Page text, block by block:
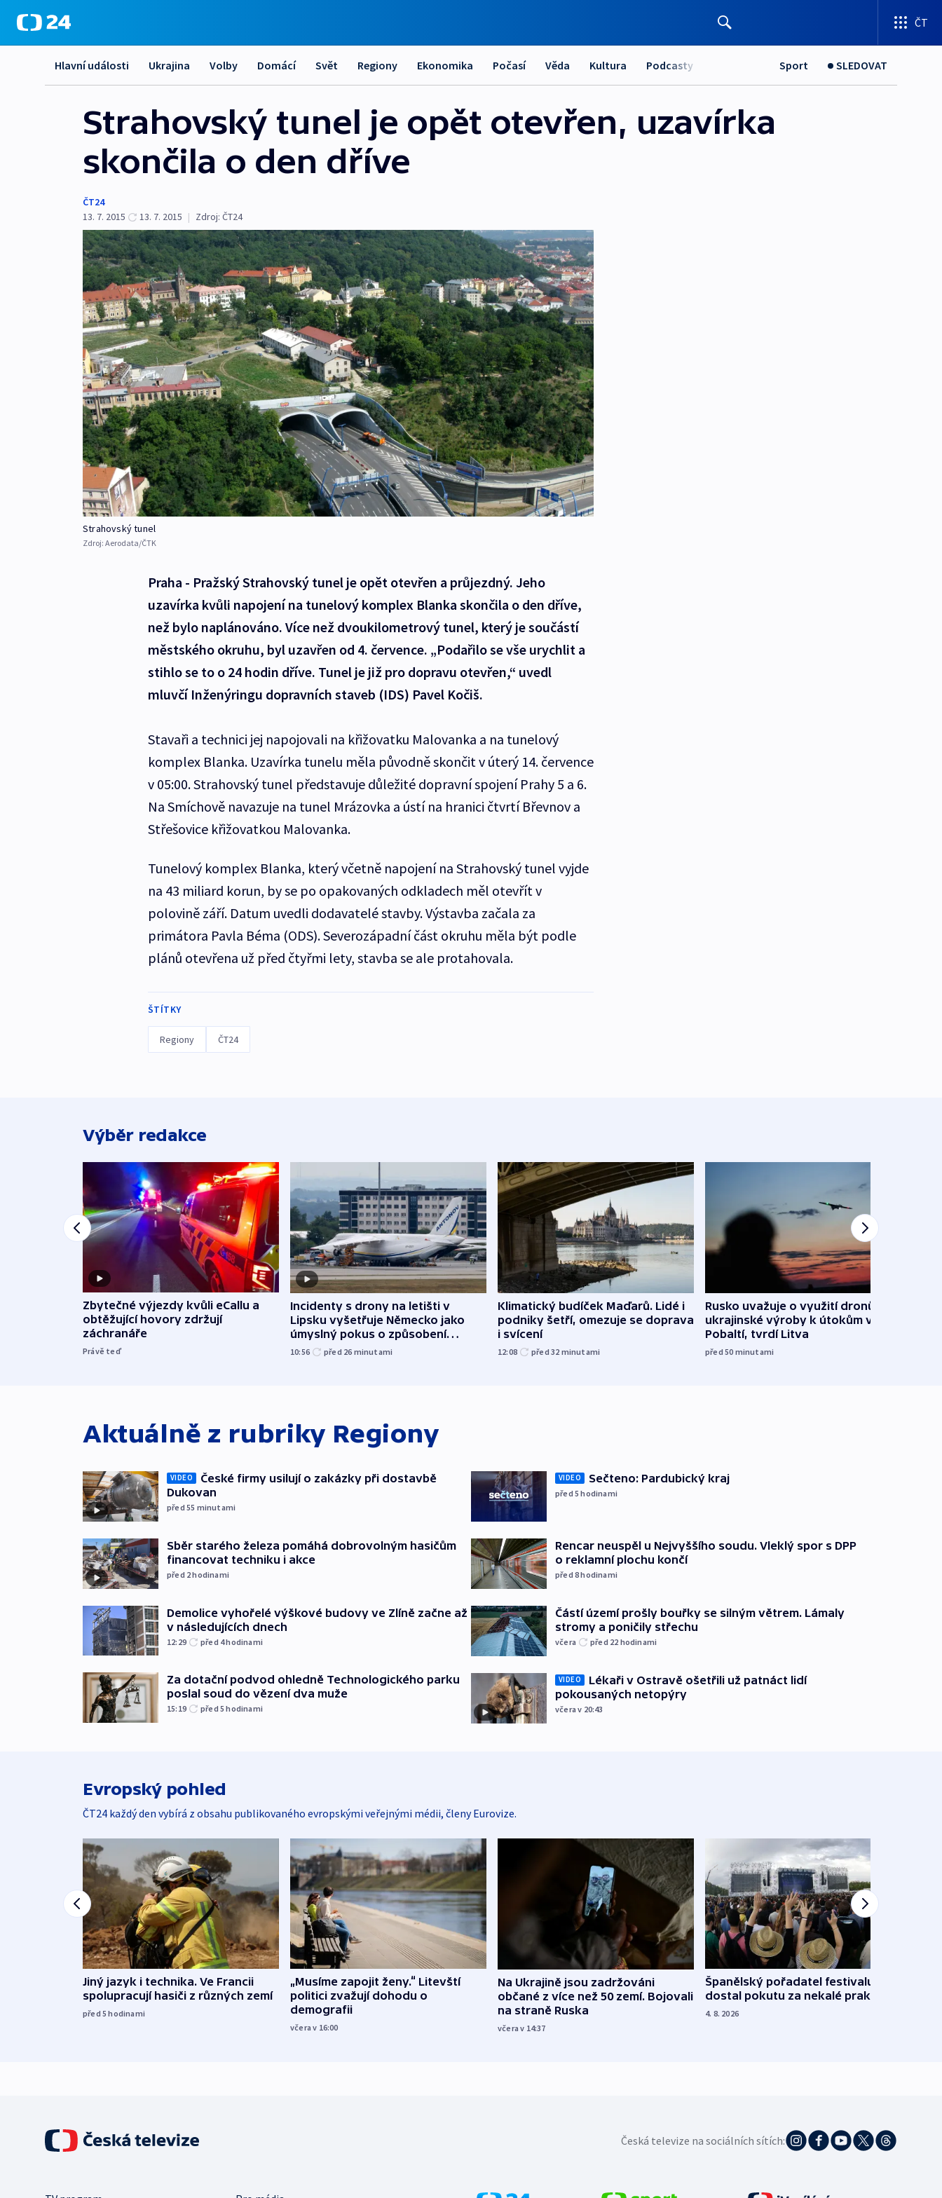
ČT
Hlavní události Ukrajina Volby Domácí Svět Regiony Ekonomika Počasí Věda Kultura Podcasty Sport SLEDOVAT
Strahovský tunel je opět otevřen, uzavírka
skončila o den dříve
ČT24
13. 7. 2015
13. 7. 2015 | Zdroj: ČT24
Strahovský tunel
Zdroj: Aerodata/ČTK
Praha - Pražský Strahovský tunel je opět otevřen a průjezdný. Jeho
uzavírka kvůli napojení na tunelový komplex Blanka skončila o den dříve,
než bylo naplánováno. Více než dvoukilometrový tunel, který je součástí
městského okruhu, byl uzavřen od 4. července. „Podařilo se vše urychlit a
stihlo se to o 24 hodin dříve. Tunel je již pro dopravu otevřen,“ uvedl
mluvčí Inženýringu dopravních staveb (IDS) Pavel Kočiš.
Stavaři a technici jej napojovali na křižovatku Malovanka a na tunelový
komplex Blanka. Uzavírka tunelu měla původně skončit v úterý 14. července
v 05:00. Strahovský tunel představuje důležité dopravní spojení Prahy 5 a 6.
Na Smíchově navazuje na tunel Mrázovka a ústí na hranici čtvrtí Břevnov a
Střešovice křižovatkou Malovanka.
Tunelový komplex Blanka, který včetně napojení na Strahovský tunel vyjde
na 43 miliard korun, by se po opakovaných odkladech měl otevřít v
polovině září. Datum uvedli dodavatelé stavby. Výstavba začala za
primátora Pavla Béma (ODS). Severozápadní část okruhu měla být podle
plánů otevřena už před čtyřmi lety, stavba se ale protahovala.
ŠTÍTKY
Regiony ČT24
Výběr redakce
Zbytečné výjezdy kvůli eCallu a
obtěžující hovory zdržují
záchranáře
Právě teď
Incidenty s drony na letišti v
Lipsku vyšetřuje Německo jako
úmyslný pokus o způsobení
exploze
10:56 před 26 minutami
Klimatický budíček Maďarů. Lidé i
podniky šetří, omezuje se doprava
i svícení
12:08 před 32 minutami
Rusko uvažuje o využití dronů
ukrajinské výroby k útokům v
Pobaltí, tvrdí Litva
před 50 minutami
Aktuálně z rubriky Regiony
VIDEO
České firmy usilují o zakázky při dostavbě
Dukovan
před 55 minutami
Sběr starého železa pomáhá dobrovolným hasičům
financovat techniku i akce
před 2hodinami
Demolice vyhořelé výškové budovy ve Zlíně začne až
v následujících dnech
12:29 před 4hodinami
Za dotační podvod ohledně Technologického parku
poslal soud do vězení dva muže
15:19 před 5hodinami
VIDEO Sečteno: Pardubický kraj
před 5hodinami
Rencar neuspěl u Nejvyššího soudu. Vleklý spor s DPP
o reklamní plochu končí
před 8hodinami
Částí území prošly bouřky se silným větrem. Lámaly
stromy a poničily střechu
včera před 22 hodinami
VIDEO
Lékaři v Ostravě ošetřili už patnáct lidí
pokousaných netopýry
včera v 20:43
Evropský pohled
ČT24 každý den vybírá z obsahu publikovaného evropskými veřejnými médii, členy Eurovize.
Jiný jazyk i technika. Ve Francii
spolupracují hasiči z různých zemí
před 5hodinami
„Musíme zapojit ženy.“ Litevští
politici zvažují dohodu o
demografii
včera v 16:00
Na Ukrajině jsou zadržováni
občané z více než 50 zemí. Bojovali
na straně Ruska
včera v 14:37
Španělský pořadatel festivalu
dostal pokutu za nekalé praktiky
4. 8. 2026
Česká televize na sociálních sítích: